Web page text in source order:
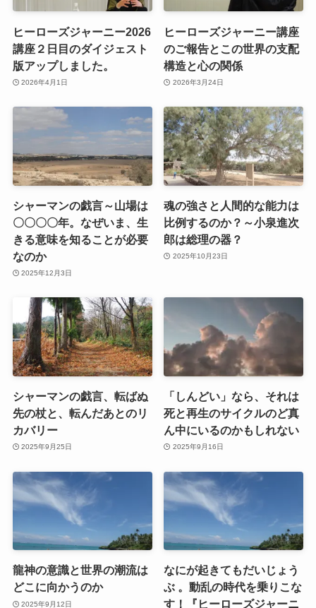
ヒーローズジャーニー2026
講座２日目のダイジェスト
版アップしました。
2026年4月1日
ヒーローズジャーニー講座
のご報告とこの世界の支配
構造と心の関係
2026年3月24日
シャーマンの戯言～山場は
〇〇〇〇年。なぜいま、生
きる意味を知ることが必要
なのか
2025年12月3日
魂の強さと人間的な能力は
比例するのか？～小泉進次
郎は総理の器？
2025年10月23日
シャーマンの戯言、転ばぬ
先の杖と、転んだあとのリ
カバリー
2025年9月25日
「しんどい」なら、それは
死と再生のサイクルのど真
ん中にいるのかもしれない
2025年9月16日
龍神の意識と世界の潮流は
どこに向かうのか
2025年9月12日
なにが起きてもだいじょう
ぶ 。動乱の時代を乗りこな
す！『ヒーローズジャーニ